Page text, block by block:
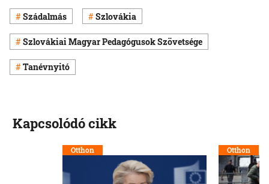
Szádalmás Szlovákia
Szlovákiai Magyar Pedagógusok Szövetsége
Tanévnyitó
Kapcsolódó cikk
Otthon Otthon